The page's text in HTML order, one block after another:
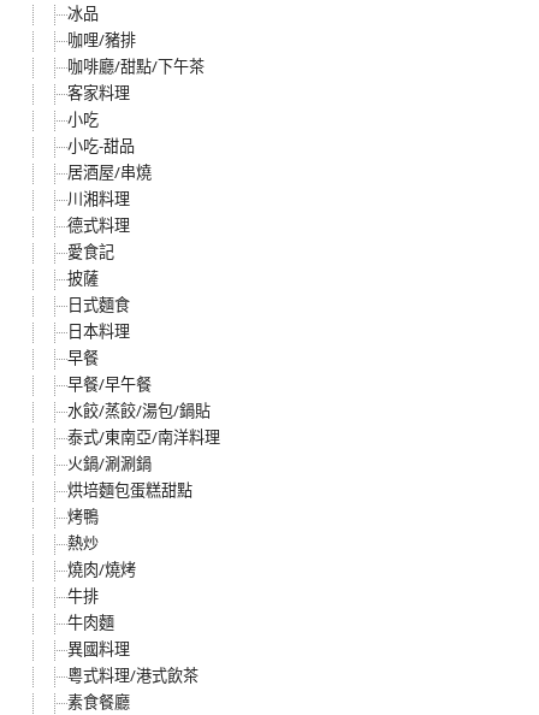
冰品
咖哩/豬排
咖啡廳/甜點/下午茶
客家料理
小吃
小吃-甜品
居酒屋/串燒
川湘料理
德式料理
愛食記
披薩
日式麵食
日本料理
早餐
早餐/早午餐
水餃/蒸餃/湯包/鍋貼
泰式/東南亞/南洋料理
火鍋/涮涮鍋
烘培麵包蛋糕甜點
烤鴨
熱炒
燒肉/燒烤
牛排
牛肉麵
異國料理
粵式料理/港式飲茶
素食餐廳